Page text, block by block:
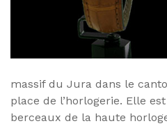
massif du Jura dans le
place de l’horlogerie. Elle
berceaux de la haute